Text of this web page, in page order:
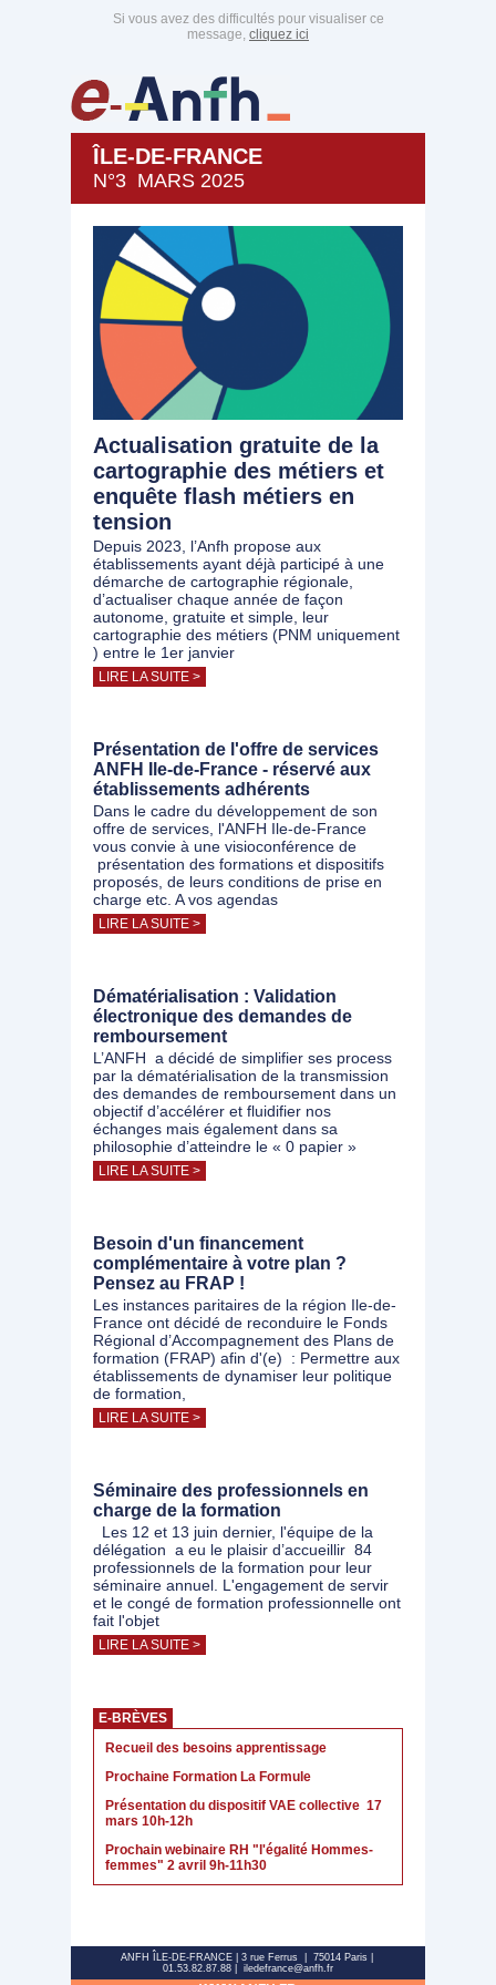
Si vous avez des difficultés pour visualiser ce
message, cliquez ici
ÎLE-DE-FRANCE
N°3 MARS 2025
Actualisation gratuite de la
cartographie des métiers et
enquête flash métiers en
tension
Depuis 2023, l’Anfh propose aux
établissements ayant déjà participé à une
démarche de cartographie régionale,
d’actualiser chaque année de façon
autonome, gratuite et simple, leur
cartographie des métiers (PNM uniquement
) entre le 1er janvier
LIRE LA SUITE >
Présentation de l'offre de services
ANFH Ile-de-France - réservé aux
établissements adhérents
Dans le cadre du développement de son
offre de services, l'ANFH Ile-de-France
vous convie à une visioconférence de
présentation des formations et dispositifs
proposés, de leurs conditions de prise en
charge etc. A vos agendas
LIRE LA SUITE >
Dématérialisation : Validation
électronique des demandes de
remboursement
L’ANFH a décidé de simplifier ses process
par la dématérialisation de la transmission
des demandes de remboursement dans un
objectif d’accélérer et fluidifier nos
échanges mais également dans sa
philosophie d’atteindre le « 0 papier »
LIRE LA SUITE >
Besoin d'un financement
complémentaire à votre plan ?
Pensez au FRAP !
Les instances paritaires de la région Ile-de-
France ont décidé de reconduire le Fonds
Régional d’Accompagnement des Plans de
formation (FRAP) afin d'(e) : Permettre aux
établissements de dynamiser leur politique
de formation,
LIRE LA SUITE >
Séminaire des professionnels en
charge de la formation
Les 12 et 13 juin dernier, l'équipe de la
délégation a eu le plaisir d’accueillir 84
professionnels de la formation pour leur
séminaire annuel. L'engagement de servir
et le congé de formation professionnelle ont
fait l'objet
LIRE LA SUITE >
E-BRÈVES
Recueil des besoins apprentissage
Prochaine Formation La Formule
Présentation du dispositif VAE collective 17
mars 10h-12h
Prochain webinaire RH "l'égalité Hommes-
femmes" 2 avril 9h-11h30
ANFH ÎLE-DE-FRANCE | 3 rue Ferrus | 75014 Paris |
01.53.82.87.88 | iledefrance@anfh.fr